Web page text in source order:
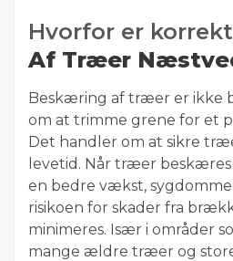
Hvorfor er korrekt
Af Træer
Beskæring af træer er ikke
om at trimme grene for et
Det handler om at sikre
levetid. Når træer
en bedre vækst,
risikoen for skader fra
minimeres. Især i områder
mange ældre træer og